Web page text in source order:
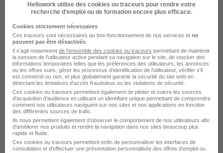
Randstad
La Tronche - 38 Intérim Temps partiel
Cette offre n’est plus disponible depuis le 13/06/26
Porteur H/F
Randstad
Hellowork utilise des cookies ou traceurs pour rendre votre
recherche d’emploi ou de formation encore plus efficace.
Cookies strictement nécessaires
Ces traceurs sont nécessaires au bon fonctionnement de nos services et ne
peuvent pas être désactivés
Il s'agit notamment de l'ensemble des cookies ou traceurs permettant de maintenir
la session de l'utilisateur active pendant sa navigation sur le site, de stocker des
informations temporaires telles que les préférences des utilisateurs, les annonces
ou les offres vues, gérer les processus d'identification de l'utilisateur, vérifier s'il
est connecté ou non, et plus globalement garantir la sécurité du site web en
détectant les tentatives d'accès frauduleux ou les violations de sécurité.
Ces cookies ou traceurs permettent également de piloter et suivre les sources
d'acquisition d'audience en utilisant un identifiant unique permettant de comprendre
comment nos utilisateurs naviguent sur nos sites et nos applications en fonction
des différentes sources de trafic.
Ils nous permettent également d’observer le comportement de nos utilisateurs afin
d'améliorer nos produits et rendre la navigation dans nos sites beaucoup plus
rapide et fluide.
Ces cookies ou traceurs permettent enfin de personnaliser les interfaces de
consultation et d'effectuer une présentation personnalisée des offres d'emploi ou